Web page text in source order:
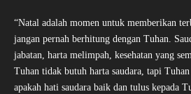
“Natal adalah momen untuk memberikan
jangan pernah berhitung dengan Tuhan.
jabatan, harta melimpah, kesehatan yang
Tuhan tidak butuh harta saudara, tapi
apakah hati saudara baik dan tulus kepada